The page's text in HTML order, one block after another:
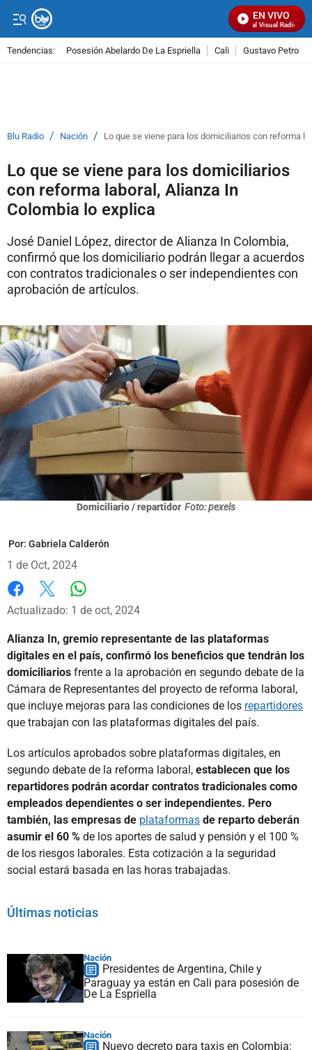
EN VIVO
Señal Visual Radio
Tendencias: Posesión Abelardo De La Espriella Cali Gustavo Petro
Blu Radio / Nación / Lo que se viene para los domiciliarios con reforma
Lo que se viene para los domiciliarios
con reforma laboral, Alianza In
Colombia lo explica
José Daniel López, director de Alianza In Colombia,
confirmó que los domiciliario podrán llegar a acuerdos
con contratos tradicionales o ser independientes con
aprobación de artículos.
Domiciliario / repartidor Foto: pexels
Por: Gabriela Calderón
1 de Oct, 2024
Facebook
X
Actualizado: 1 de oct, 2024
Alianza In, gremio representante de las plataformas
digitales en el país, confirmó los beneficios que tendrán los
domiciliarios frente a la aprobación en segundo debate de la
Cámara de Representantes del proyecto de reforma laboral,
que incluye mejoras para las condiciones de los repartidores
que trabajan con las plataformas digitales del país.
Los artículos aprobados sobre plataformas digitales, en
segundo debate de la reforma laboral, establecen que los
repartidores podrán acordar contratos tradicionales como
empleados dependientes o ser independientes. Pero
también, las empresas de plataformas de reparto deberán
asumir el 60 % de los aportes de salud y pensión y el 100 %
de los riesgos laborales. Esta cotización a la seguridad
social estará basada en las horas trabajadas.
Últimas noticias
Nación
Presidentes de Argentina, Chile y
Paraguay ya están en Cali para posesión de
De La Espriella
Nación
Nuevo decreto para taxis en Colombia: